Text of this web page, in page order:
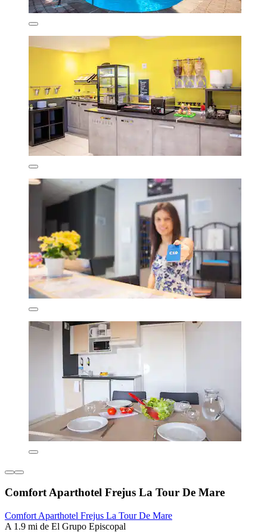
Comfort Aparthotel Frejus La Tour De Mare
Comfort Aparthotel Frejus La Tour De Mare
A 1.9 mi de El Grupo Episcopal